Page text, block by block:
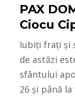
PAX
Ciocu
Iubiți frați și
de astăzi
sfântului
26 și până